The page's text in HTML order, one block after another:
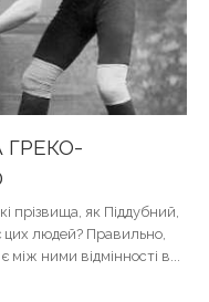
ГРЕКО-
прізвища, як Піддубний,
цих людей? Правильно,
ними відмінності в...